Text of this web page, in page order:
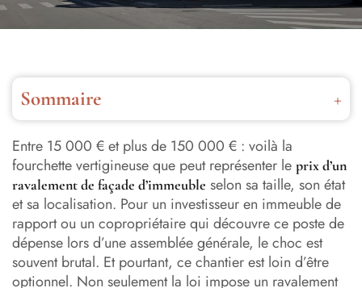
Sommaire
Pourquoi le ravalement de façade est un passage obligé
(et pas qu’une question d’esthétique)
Les facteurs qui font varier le prix d’un ravalement de
façade d’immeuble
Prix d’un ravalement de façade d’immeuble selon le
nombre d’étages
Tableau récapitulatif : prix d’un ravalement de façade
Entre 15 000 € et plus de 150 000 € : voilà la
fourchette vertigineuse que peut représenter le prix d’un
ravalement de façade d’immeuble selon sa taille, son état
et sa localisation. Pour un investisseur en immeuble de
rapport ou un copropriétaire qui découvre ce poste de
dépense lors d’une assemblée générale, le choc est
souvent brutal. Et pourtant, ce chantier est loin d’être
optionnel. Non seulement la loi impose un ravalement